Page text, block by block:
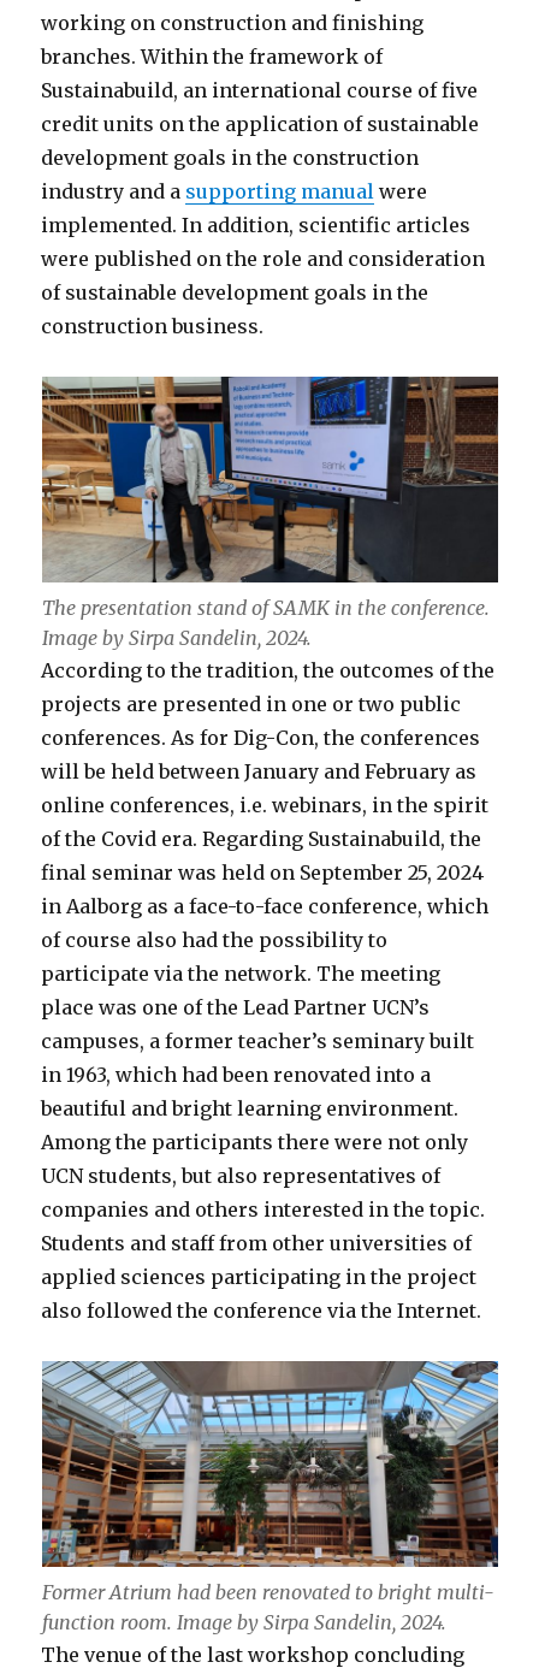
working on construction and finishing
branches. Within the framework of
Sustainabuild, an international course of five
credit units on the application of sustainable
development goals in the construction
industry and a supporting manual were
implemented. In addition, scientific articles
were published on the role and consideration
of sustainable development goals in the
construction business.
The presentation stand of SAMK in the conference.
Image by Sirpa Sandelin, 2024.
According to the tradition, the outcomes of the
projects are presented in one or two public
conferences. As for Dig-Con, the conferences
will be held between January and February as
online conferences, i.e. webinars, in the spirit
of the Covid era. Regarding Sustainabuild, the
final seminar was held on September 25, 2024
in Aalborg as a face-to-face conference, which
of course also had the possibility to
participate via the network. The meeting
place was one of the Lead Partner UCN’s
campuses, a former teacher’s seminary built
in 1963, which had been renovated into a
beautiful and bright learning environment.
Among the participants there were not only
UCN students, but also representatives of
companies and others interested in the topic.
Students and staff from other universities of
applied sciences participating in the project
also followed the conference via the Internet.
Former Atrium had been renovated to bright multi-
function room. Image by Sirpa Sandelin, 2024.
The venue of the last workshop concluding